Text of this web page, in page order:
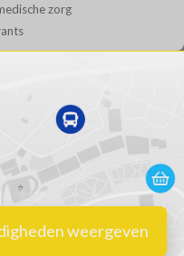
zorg
weergeven